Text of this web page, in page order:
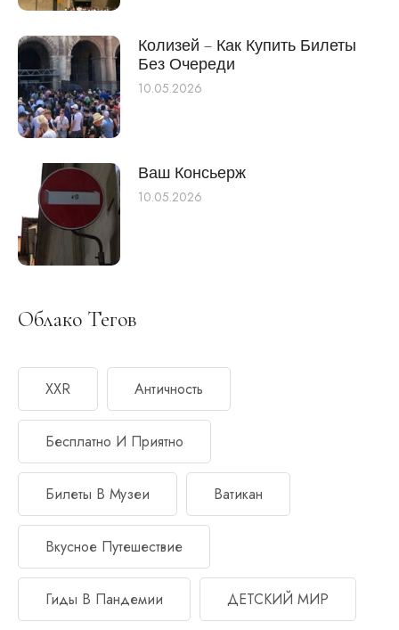
Колизей – Как Купить Билеты
Без Очереди
10.05.2026
Ваш Консьерж
10.05.2026
Облако Тегов
XXR Античность
Бесплатно И Приятно
Билеты В Музеи Ватикан
Вкусное Путешествие
Гиды В Пандемии ДЕТСКИЙ МИР